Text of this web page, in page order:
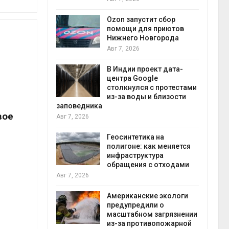
роста
Ozon запустит сбор
помощи для приютов
Нижнего Новгорода
Авг 7, 2026
В Индии проект дата-
центра Google
столкнулся с протестами
из-за воды и близости
заповедника
Авг 7, 2026
Геосинтетика на
полигоне: как меняется
инфраструктура
обращения с отходами
Авг 7, 2026
Американские экологи
предупредили о
масштабном загрязнении
из-за противопожарной